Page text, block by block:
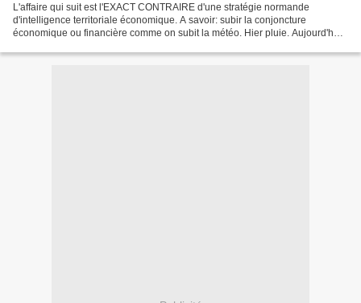
L'affaire qui suit est l'EXACT CONTRAIRE d'une stratégie normande
d'intelligence territoriale économique. A savoir: subir la conjoncture
économique ou financière comme on subit la météo. Hier pluie. Aujourd'hui,